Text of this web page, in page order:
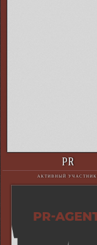
PR
АКТИВНЫЙ УЧАСТНИК